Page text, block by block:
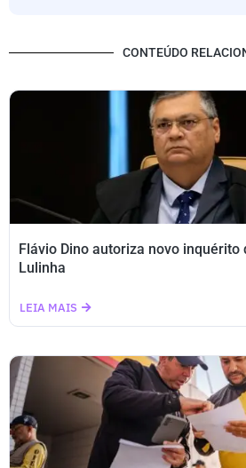
CONTEÚDO
Flávio Dino autoriza novo inquérito
Lulinha
LEIA MAIS